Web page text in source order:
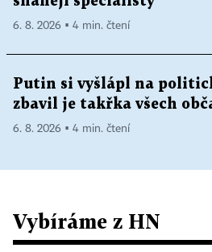
6. 8. 2026 ▪ 4 min. čtení
Putin si vyšlápl na
zbavil je takřka všech
6. 8. 2026 ▪ 4 min. čtení
Vybíráme z HN